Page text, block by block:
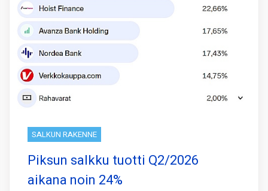
SALKUN RAKENNE
Piksun salkku tuotti Q2/2026
aikana noin 24%